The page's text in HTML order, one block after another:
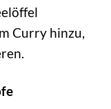
Curry hinzu,